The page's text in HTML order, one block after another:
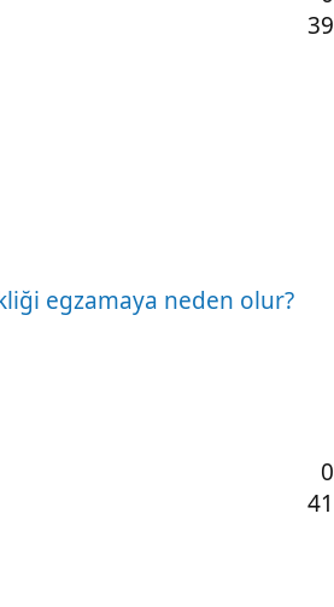
39
egzamaya neden olur?
0
41